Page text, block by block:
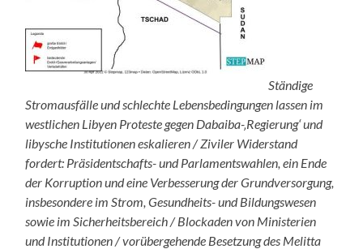
Ständige
Stromausfälle und schlechte Lebensbedingungen lassen im
westlichen Libyen Proteste gegen Dabaiba-‚Regierung‘ und
libysche Institutionen eskalieren / Ziviler Widerstand
fordert: Präsidentschafts- und Parlamentswahlen, ein Ende
der Korruption und eine Verbesserung der Grundversorgung,
insbesondere im Strom, Gesundheits- und Bildungswesen
sowie im Sicherheitsbereich / Blockaden von Ministerien
und Institutionen / vorübergehende Besetzung des Melitta